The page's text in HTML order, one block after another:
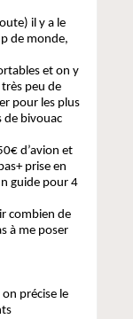
il y a le
de monde,
et on y
peu de
pour les plus
de bivouac
d’avion et
prise en
guide pour 4
combien de
à me poser
précise le